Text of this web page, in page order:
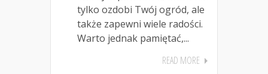
tylko ozdobi Twój ogród, ale
także zapewni wiele radości.
Warto jednak pamiętać,...
READ MORE